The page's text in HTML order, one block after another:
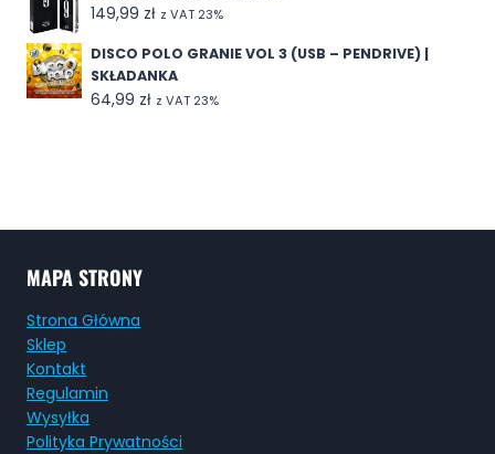
149,99 zł z VAT 23%
DISCO POLO GRANIE VOL 3 (USB – PENDRIVE) |
SKŁADANKA
64,99 zł z VAT 23%
MAPA STRONY
Strona Główna
Sklep
Kontakt
Regulamin
Wysyłka
Polityka Prywatności